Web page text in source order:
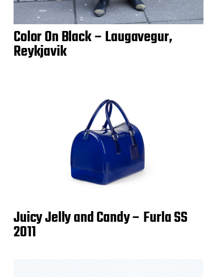
Color On Black – Laugavegur,
Reykjavik
Juicy Jelly and Candy – Furla SS
2011